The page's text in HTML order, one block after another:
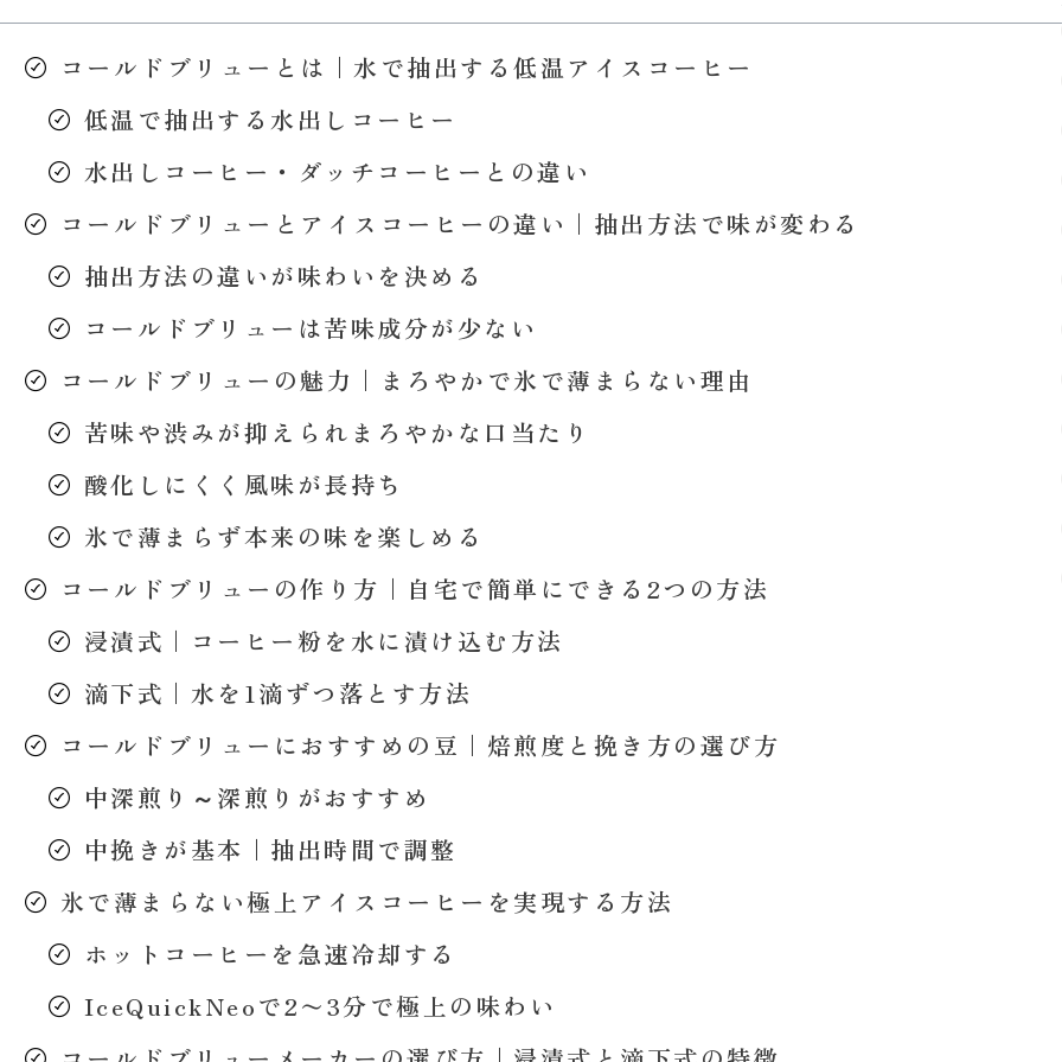
コールドブリューとは｜水で抽出する低温アイスコーヒー
低温で抽出する水出しコーヒー
水出しコーヒー・ダッチコーヒーとの違い
コールドブリューとアイスコーヒーの違い｜抽出方法で味が変わる
抽出方法の違いが味わいを決める
コールドブリューは苦味成分が少ない
コールドブリューの魅力｜まろやかで氷で薄まらない理由
苦味や渋みが抑えられまろやかな口当たり
酸化しにくく風味が長持ち
氷で薄まらず本来の味を楽しめる
コールドブリューの作り方｜自宅で簡単にできる2つの方法
浸漬式｜コーヒー粉を水に漬け込む方法
滴下式｜水を1滴ずつ落とす方法
コールドブリューにおすすめの豆｜焙煎度と挽き方の選び方
中深煎り～深煎りがおすすめ
中挽きが基本｜抽出時間で調整
氷で薄まらない極上アイスコーヒーを実現する方法
ホットコーヒーを急速冷却する
IceQuickNeoで2〜3分で極上の味わい